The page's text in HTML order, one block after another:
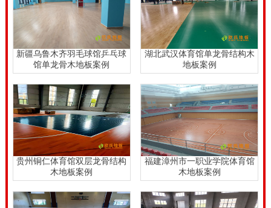
新疆乌鲁木齐羽毛球馆乒乓球
馆单龙骨木地板案例
湖北武汉体育馆单龙骨结构木
地板案例
贵州铜仁体育馆双层龙骨结构
木地板案例
福建漳州市一职业学院体育馆
木地板案例